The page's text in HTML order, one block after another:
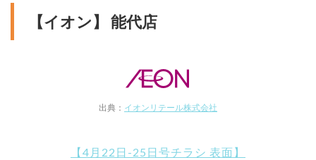
【イオン】 能代店
出典： イオンリテール株式会社
【4月22日-25日号チラシ 表面】